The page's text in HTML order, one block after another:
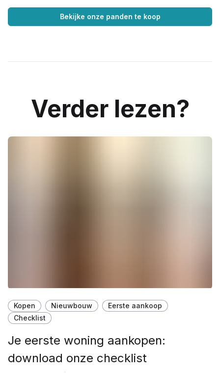
Bekijke onze panden te koop
Verder lezen?
Kopen Nieuwbouw
Eerste aankoop
Checklist
Je eerste woning aankopen:
download onze checklist